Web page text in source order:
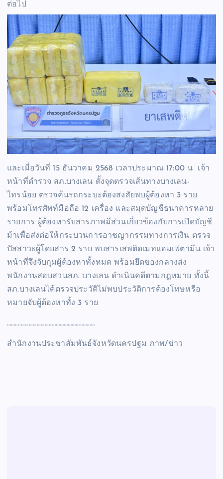
ต่อไป
และเมื่อวันที่ 15 ธันวาคม 2568 เวลาประมาณ 17:00 น เจ้า
หน้าที่ตำรวจ สภ.บางเลน ตั้งจุดตรวจเส้นทางบางเลน-
ไทรน้อย ตรวจค้นรถกระบะต้องสงสัยพบผู้ต้องหา 3 ราย
พร้อมโทรศัพท์มือถือ 12 เครื่อง และสมุดบัญชีธนาคารหลาย
รายการ ผู้ต้องหารับสารภาพมีส่วนเกี่ยวข้องกับการเปิดบัญชี
ม้าเพื่อส่งต่อให้กระบวนการอาชญากรรมทางการเงิน ตรวจ
ปัสสาวะผู้โดยสาร 2 ราย พบสารเสพติดเมทแอมเฟตามีน เจ้า
หน้าที่จึงจับกุมผู้ต้องหาทั้งหมด พร้อมยึดของกลางส่ง
พนักงานสอบสวนสภ. บางเลน ดำเนินคดีตามกฎหมาย ทั้งนี้
สภ.บางเลนได้ตรวจประวัติไม่พบประวัติการต้องโทษหรือ
หมายจับผู้ต้องหาทั้ง 3 ราย
………………………………………………………..
สำนักงานประชาสัมพันธ์จังหวัดนครปฐม ภาพ/ข่าว